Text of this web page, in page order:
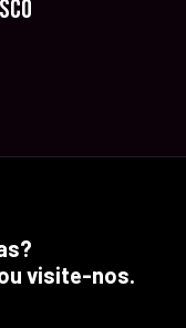
visite-nos.